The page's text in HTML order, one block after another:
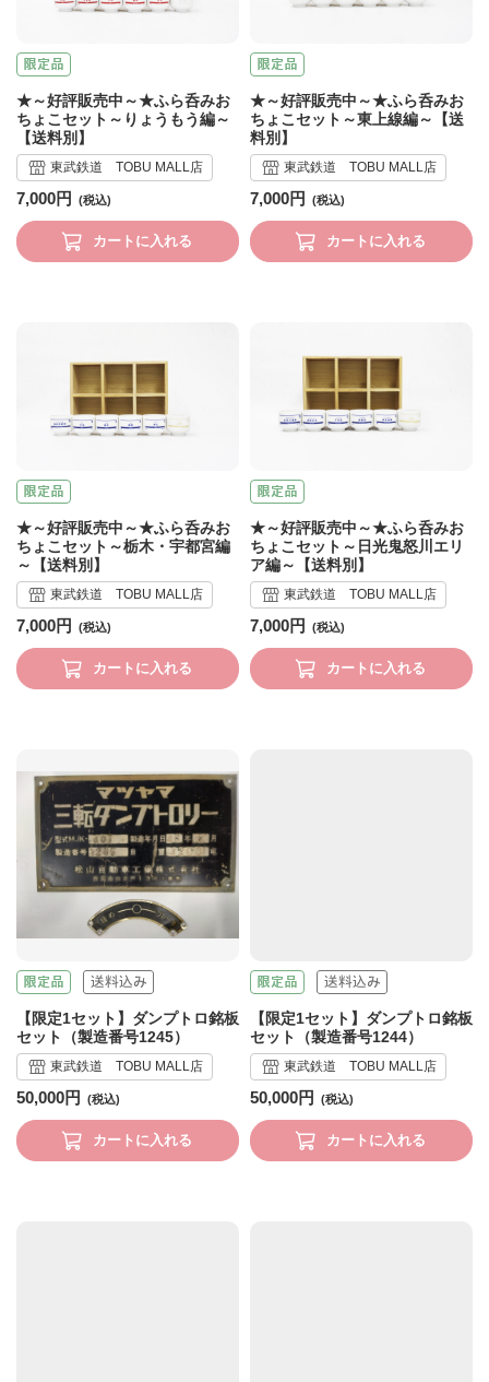
★～好評販売中～★ふら呑みお
ちょこセット～りょうもう編～
【送料別】
東武鉄道 TOBU MALL店
7,000円
カートに入れる
★～好評販売中～★ふら呑みお
ちょこセット～東上線編～【送
料別】
東武鉄道 TOBU MALL店
7,000円
カートに入れる
★～好評販売中～★ふら呑みお
ちょこセット～栃木・宇都宮編
～【送料別】
東武鉄道 TOBU MALL店
7,000円
カートに入れる
★～好評販売中～★ふら呑みお
ちょこセット～日光鬼怒川エリ
ア編～【送料別】
東武鉄道 TOBU MALL店
7,000円
カートに入れる
【限定1セット】ダンプトロ銘板
セット（製造番号1245）
東武鉄道 TOBU MALL店
50,000円
カートに入れる
【限定1セット】ダンプトロ銘板
セット（製造番号1244）
東武鉄道 TOBU MALL店
50,000円
カートに入れる